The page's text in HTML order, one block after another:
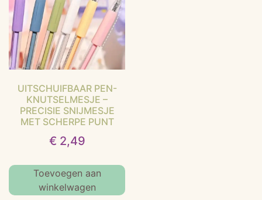
UITSCHUIFBAAR PEN-
KNUTSELMESJE –
PRECISIE SNIJMESJE
MET SCHERPE PUNT
€ 2,49
Toevoegen aan
winkelwagen